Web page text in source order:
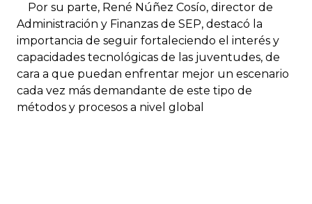
Por su parte, René Núñez Cosío, director de
Administración y Finanzas de SEP, destacó la
importancia de seguir fortaleciendo el interés y
capacidades tecnológicas de las juventudes, de
cara a que puedan enfrentar mejor un escenario
cada vez más demandante de este tipo de
métodos y procesos a nivel global